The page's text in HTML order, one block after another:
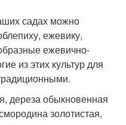
садах можно
ежевику,
ежевично-
из этих культур для
дереза обыкновенная
золотистая,